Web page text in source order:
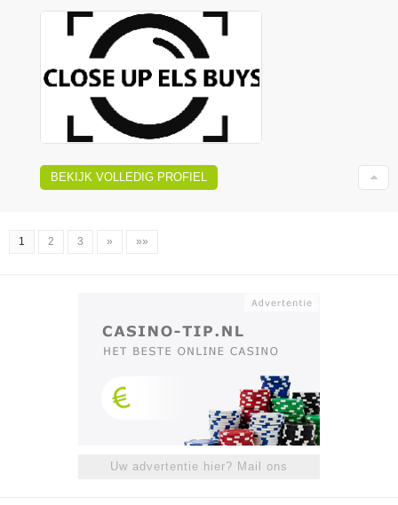
BEKIJK VOLLEDIG PROFIEL
1 2 3 » »»
Uw advertentie hier? Mail ons